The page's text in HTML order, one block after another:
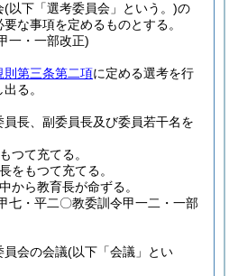
(以下「選考委員会」という。)の
な事項を定めるものとする。
一・一部改正)
則第三条第二項に定める選考を行
る。
長、副委員長及び委員若干名を
つて充てる。
をもつて充てる。
から教育長が命ずる。
七・平二〇教委訓令甲一二・一部
員会の会議(以下「会議」とい